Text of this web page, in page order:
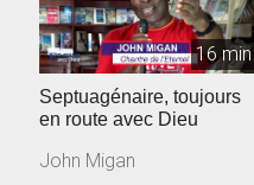
16 min
Septuagénaire, toujours
en route avec Dieu
John Migan